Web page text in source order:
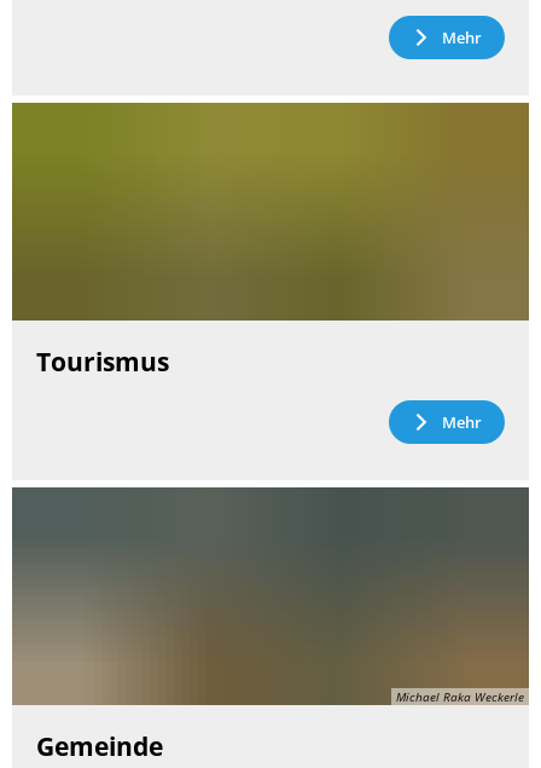
Mehr
Tourismus
Mehr
Michael Raka Weckerle
Gemeinde